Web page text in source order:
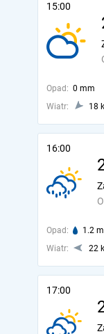
15:00
Opad: 0 mm
Wiatr:
18
16:00
Opad: 1.2
Wiatr:
22
17:00